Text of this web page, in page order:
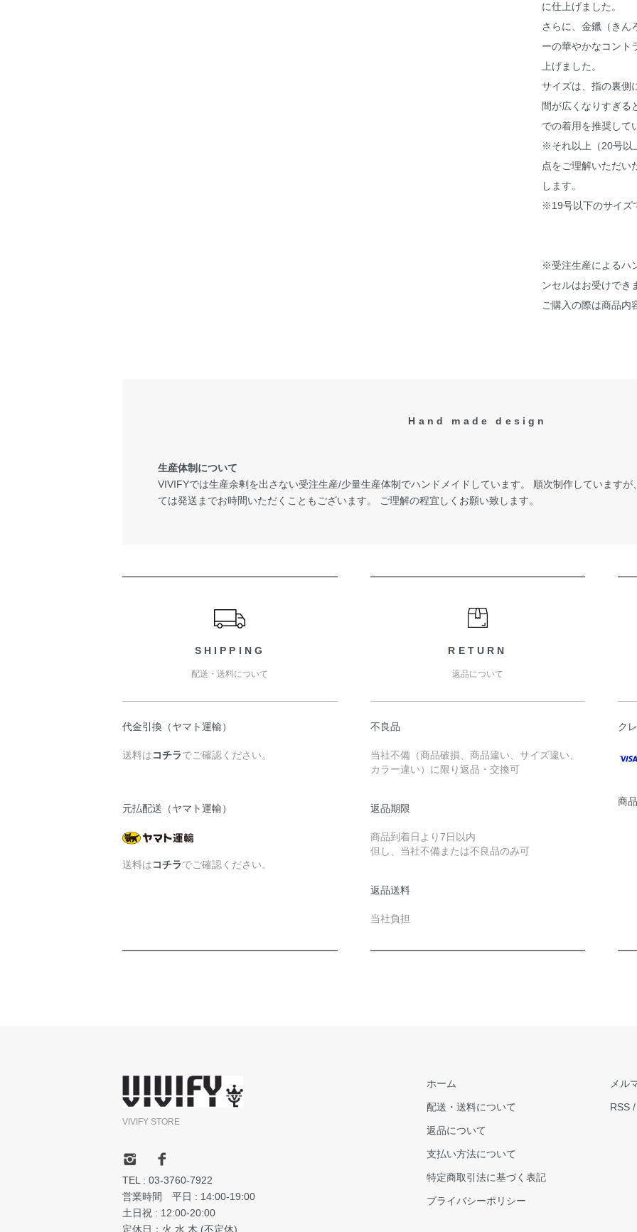
に仕上げました。
さらに、金鑞（きん
ーの華やかなコント
上げました。
サイズは、指の裏側
間が広くなりすぎる
での着用を推奨して
※それ以上（20号以
点をご理解いただい
します。
※19号以下のサイズ
※受注生産によるハ
ンセルはお受けでき
ご購入の際は商品内
Hand made design
生産体制について
VIVIFYでは生産余剰を出さない受注生産/少量生産体制でハンドメイドしています。 順次制作しています
ては発送までお時間いただくこともございます。 ご理解の程宜しくお願い致します。
SHIPPING
配送・送料について
代金引換（ヤマト運輸）
送料はコチラでご確認ください。
元払配送（ヤマト運輸）
送料はコチラでご確認ください。
RETURN
返品について
不良品
当社不備（商品破損、商品違い、サイズ違い、
カラー違い）に限り返品・交換可
返品期限
商品到着日より7日以内
但し、当社不備または不良品のみ可
返品送料
当社負担
ク
商
VIVIFY STORE
TEL : 03-3760-7922
営業時間 平日 : 14:00-19:00
土日祝 : 12:00-20:00
定休日：火.水.木 (不定休)
ホーム
配送・送料について
返品について
支払い方法について
特定商取引法に基づく表記
プライバシーポリシー
メル
RSS /